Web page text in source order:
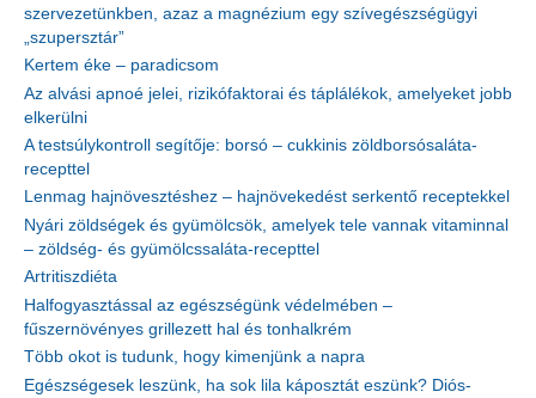
szervezetünkben, azaz a magnézium egy szívegészségügyi
„szupersztár”
Kertem éke – paradicsom
Az alvási apnoé jelei, rizikófaktorai és táplálékok, amelyeket jobb
elkerülni
A testsúlykontroll segítője: borsó – cukkinis zöldborsósaláta-
recepttel
Lenmag hajnövesztéshez – hajnövekedést serkentő receptekkel
Nyári zöldségek és gyümölcsök, amelyek tele vannak vitaminnal
– zöldség- és gyümölcssaláta-recepttel
Artritiszdiéta
Halfogyasztással az egészségünk védelmében –
fűszernövényes grillezett hal és tonhalkrém
Több okot is tudunk, hogy kimenjünk a napra
Egészségesek leszünk, ha sok lila káposztát eszünk? Diós-